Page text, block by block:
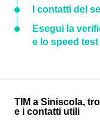
I contatti del
Esegui la
e lo speed test
TIM a Siniscola,
e i contatti utili